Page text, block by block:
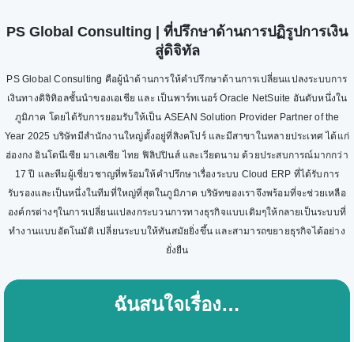
PS Global Consulting | ที่ปรึกษาด้านการปฏิรูปการเงิน
สู่ดิจิทัล
PS Global Consulting คือผู้นำด้านการให้คำปรึกษาด้านการเปลี่ยนแปลงระบบการ
เงินทางดิจิทิอลชั้นนำของเอเชีย และ เป็นพาร์ทเนอร์ Oracle NetSuite อันดับหนึ่งใน
ภูมิภาค โดยได้รับการยอมรับให้เป็น ASEAN Solution Provider Partner of the
Year 2025 บริษัทมีสำนักงานใหญ่ตั้งอยู่ที่สิงคโปร์ และมีสาขาในหลายประเทศ ได้แก่
ฮ่องกง อินโดนีเซีย มาเลเซีย ไทย ฟิลิปปินส์ และเวียดนาม ด้วยประสบการณ์มากกว่า
17 ปี และทีมผู้เชี่ยวชาญที่พร้อมให้คำปรึกษาเรื่องระบบ Cloud ERP ที่ได้รับการ
รับรองและเป็นหนึ่งในทีมที่ใหญ่ที่สุดในภูมิภาค บริษัทของเราจึงพร้อมที่จะช่วยเหลือ
องค์กรต่างๆในการเปลี่ยนแปลงกระบวนการทางธุรกิจแบบเดิมๆให้กลายเป็นระบบที่
ทำงานแบบอัตโนมัติ เปลี่ยนระบบให้ทันสมัยยิ่งขึ้น และสามารถขยายธุรกิจได้อย่าง
ยั่งยืน
ฉันสนใจเรื่อง…